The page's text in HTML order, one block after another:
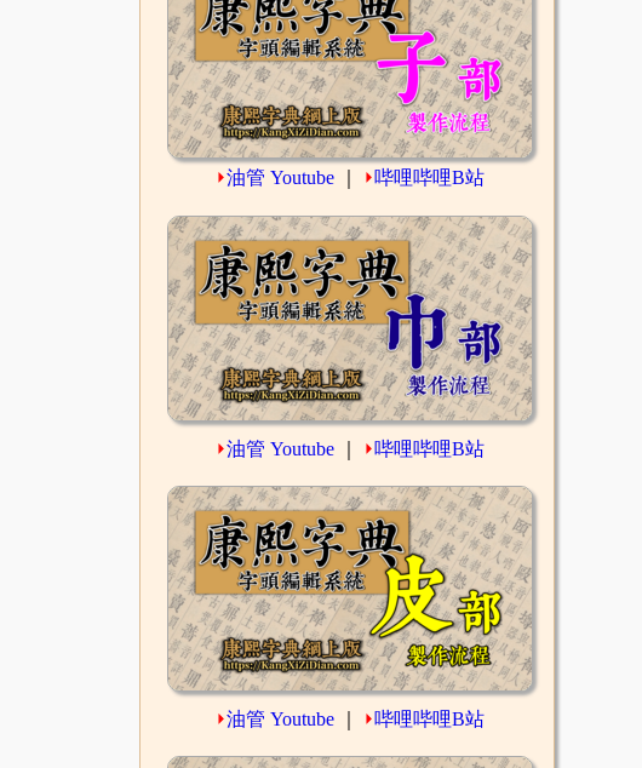
⏵油管 Youtube ⏵哔哩哔哩B站
⏵油管 Youtube ⏵哔哩哔哩B站
⏵油管 Youtube ⏵哔哩哔哩B站